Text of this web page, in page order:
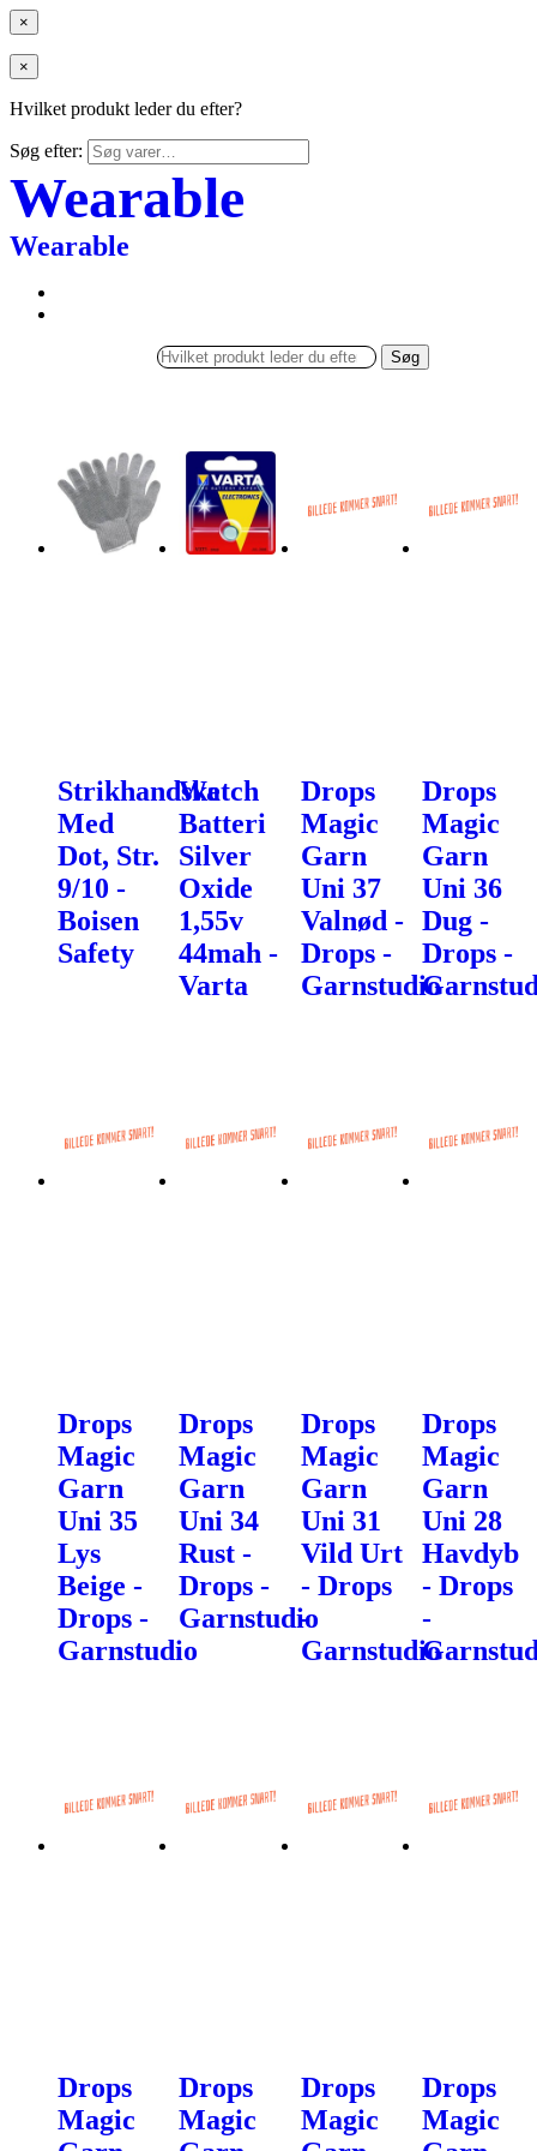
×
×
Hvilket produkt leder du efter?
Søg efter:
Wearable
Wearable
Søg
Strikhandske
Med
Dot, Str.
9/10 -
Boisen
Safety
Watch
Batteri
Silver
Oxide
1,55v
44mah -
Varta
Drops
Magic
Garn
Uni 37
Valnød -
Drops -
Garnstudio
Drops
Magic
Garn
Uni 36
Dug -
Drops -
Drops
Magic
Garn
Uni 35
Lys
Beige -
Drops -
Garnstudio
Drops
Magic
Garn
Uni 34
Rust -
Drops -
Garnstudio
Drops
Magic
Garn
Uni 31
Vild Urt
- Drops
-
Garnstudio
Drops
Magic
Garn
Uni 28
Havdyb
- Drops
-
Drops
Magic
Drops
Magic
Drops
Magic
Drops
Magic